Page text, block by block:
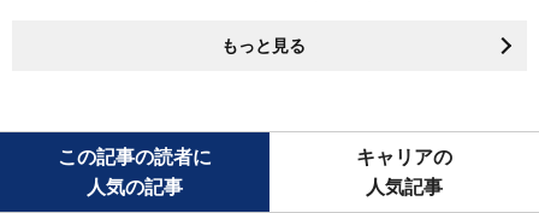
もっと見る
この記事の読者に
人気の記事
キャリアの
人気記事